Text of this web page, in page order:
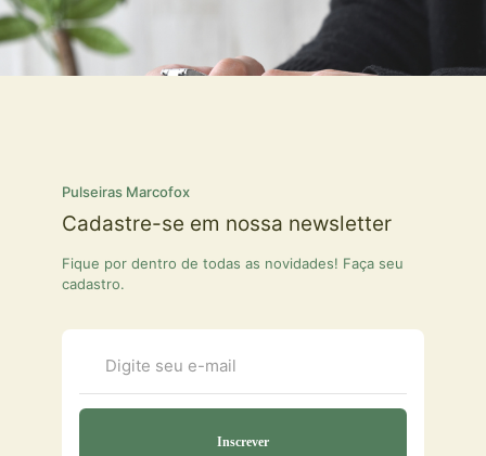
Pulseiras Marcofox
Cadastre-se em nossa newsletter
Fique por dentro de todas as novidades! Faça seu
cadastro.